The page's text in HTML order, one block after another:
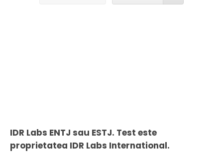
IDR Labs ENTJ sau ESTJ. Test este
proprietatea IDR Labs International.